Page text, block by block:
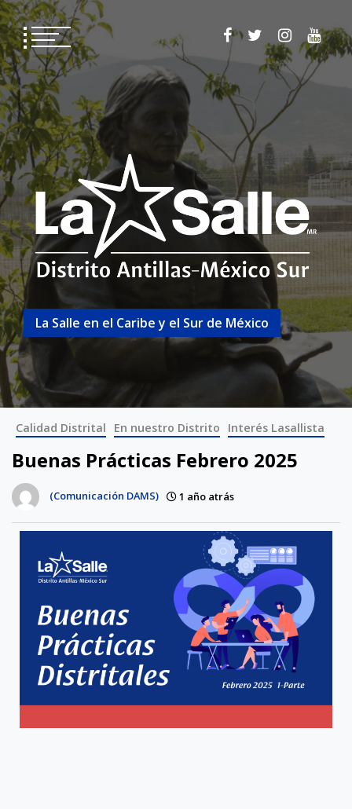
La Salle en el Caribe y el Sur de México
Calidad Distrital En nuestro Distrito Interés Lasallista
Buenas Prácticas Febrero 2025
(Comunicación DAMS) 1 año atrás